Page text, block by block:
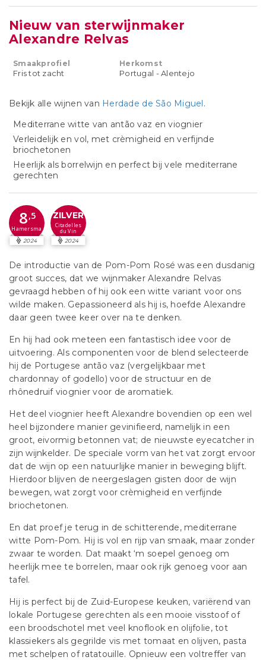
Nieuw van sterwijnmaker
Alexandre Relvas
Smaakprofiel
Fris tot zacht
Herkomst
Portugal - Alentejo
Bekijk alle wijnen van Herdade de São Miguel.
Mediterrane witte van antão vaz en viognier
Verleidelijk en vol, met crèmigheid en verfijnde
briochetonen
Heerlijk als borrelwijn en perfect bij vele mediterrane
gerechten
8,5
Hamersma
2024
ZILVER
Citadelles
du Vin
2024
De introductie van de Pom-Pom Rosé was een dusdanig
groot succes, dat we wijnmaker Alexandre Relvas
gevraagd hebben of hij ook een witte variant voor ons
wilde maken. Gepassioneerd als hij is, hoefde Alexandre
daar geen twee keer over na te denken.
En hij had ook meteen een fantastisch idee voor de
uitvoering. Als componenten voor de blend selecteerde
hij de Portugese antão vaz (vergelijkbaar met
chardonnay of godello) voor de structuur en de
rhônedruif viognier voor de aromatiek.
Het deel viognier heeft Alexandre bovendien op een wel
heel bijzondere manier gevinifieerd, namelijk in een
groot, eivormig betonnen vat; de nieuwste eyecatcher in
zijn wijnkelder. De speciale vorm van het vat zorgt ervoor
dat de wijn op een natuurlijke manier in beweging blijft.
Hierdoor blijven de neergeslagen gisten door de wijn
bewegen, wat zorgt voor crèmigheid en verfijnde
briochetonen.
En dat proef je terug in de schitterende, mediterrane
witte Pom-Pom. Hij is vol en rijp van smaak, maar zonder
zwaar te worden. Dat maakt ‘m soepel genoeg om
heerlijk mee te borrelen, maar ook rijk genoeg voor aan
tafel.
Hij is perfect bij de Zuid-Europese keuken, variërend van
lokale Portugese gerechten als een mooie visstoof of
een broodschotel met veel knoflook en olijfolie, tot
klassiekers als gegrilde vis met tomaat en olijven, pasta
met schelpen of ratatouille. Opnieuw een voltreffer van